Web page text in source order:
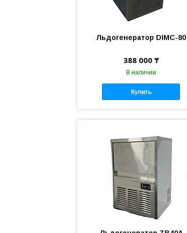
Льдогенератор DIMC-80
388 000 ₸
В наличии
Купить